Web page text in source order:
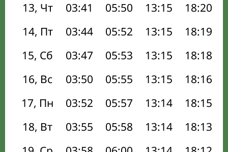
13, Чт
03:41 05:50 13:15 18:20
14, Пт
03:44 05:52 13:15 18:19
15, Сб
03:47 05:53 13:15 18:18
16, Вс
03:50 05:55 13:15 18:16
17, Пн
03:52 05:57 13:14 18:15
18, Вт
03:55 05:58 13:14 18:13